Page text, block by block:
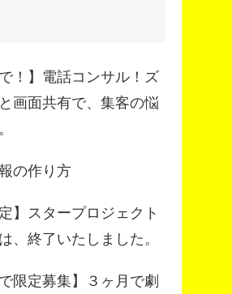
！】電話コンサル！ズ
画面共有で、集客の悩
の作り方
】スタープロジェクト
、終了いたしました。
限定募集】３ヶ月で劇